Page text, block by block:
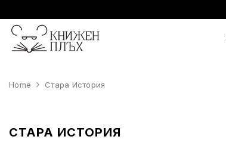
Home Стара История
СТАРА ИСТОРИЯ